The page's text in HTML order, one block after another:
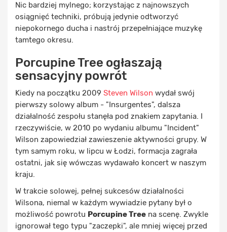
Nic bardziej mylnego; korzystając z najnowszych
osiągnięć techniki, próbują jedynie odtworzyć
niepokornego ducha i nastrój przepełniające muzykę
tamtego okresu.
Porcupine Tree ogłaszają
sensacyjny powrót
Kiedy na początku 2009 Steven Wilson wydał swój
pierwszy solowy album - "Insurgentes", dalsza
działalność zespołu stanęła pod znakiem zapytania. I
rzeczywiście, w 2010 po wydaniu albumu "Incident"
Wilson zapowiedział zawieszenie aktywności grupy. W
tym samym roku, w lipcu w Łodzi, formacja zagrała
ostatni, jak się wówczas wydawało koncert w naszym
kraju.
W trakcie solowej, pełnej sukcesów działalności
Wilsona, niemal w każdym wywiadzie pytany był o
możliwość powrotu Porcupine Tree na scenę. Zwykle
ignorował tego typu "zaczepki", ale mniej więcej przed